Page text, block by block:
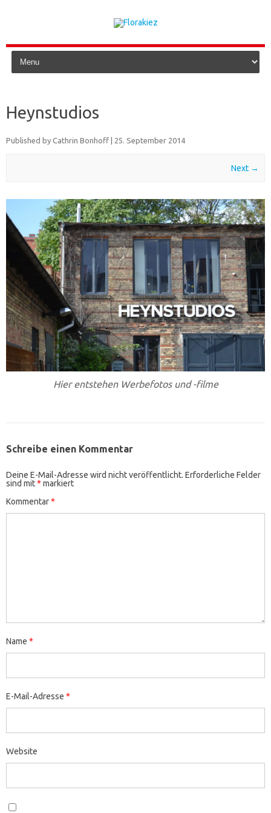
Skip to content
Heynstudios
Published by Cathrin Bonhoff 25. September 2014
Next →
Hier entstehen Werbefotos und -filme
Schreibe einen Kommentar
Deine E-Mail-Adresse wird nicht veröffentlicht. Erforderliche Felder
sind mit* markiert
Kommentar*
Name *
E-Mail-Adresse *
Website